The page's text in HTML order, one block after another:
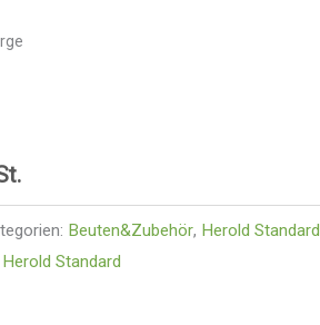
Beuten&Zubehör, Herold Standard
Herold Standard